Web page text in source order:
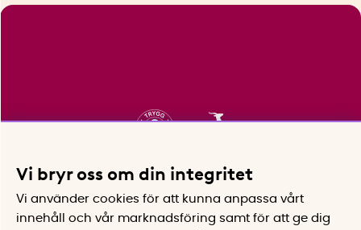
Vi bryr oss om din integritet
Vi använder cookies för att kunna anpassa vårt
innehåll och vår marknadsföring samt för att ge dig